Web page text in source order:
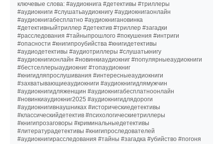
ключевые слова: #аудиокнига #детективы #триллеры
#аудиокниги #слушатьаудиокнигу #аудиокнигаонлайн
#аудиокнигабесплатно #аудиокнигановинка
#детективныйтриллер #детектив #триллер #загадки
#расследования #тайныпрошлого #покушения #интриги
#опасности #книгипроубийства #книгидетективы
#аудиодетективы #аудиотриллеры #слушатькнигу
#аудиокнигионлайн #новинкиаудиокниг #популярныеаудиокниги
#бестселлерыаудиокниг #топаудиокниг
#книгидляпрослушивания #интересныеаудиокниги
#захватывающиеаудиокниги #аудиокнигидлямужчин
#аудиокнигидляженщин #аудиокнигабесплатноонлайн
#новинкиаудиокниг2025 #аудиокнигидлядороги
#аудиокнигивнаушниках #историческиедетективы
#классическийдетектив #психологическиетриллеры
#книгипрозаговоры #криминальныедетективы
#литературадетективы #книгипроследователей
#аудиокнигирасследования #тайны #загадка #убийство #погоня